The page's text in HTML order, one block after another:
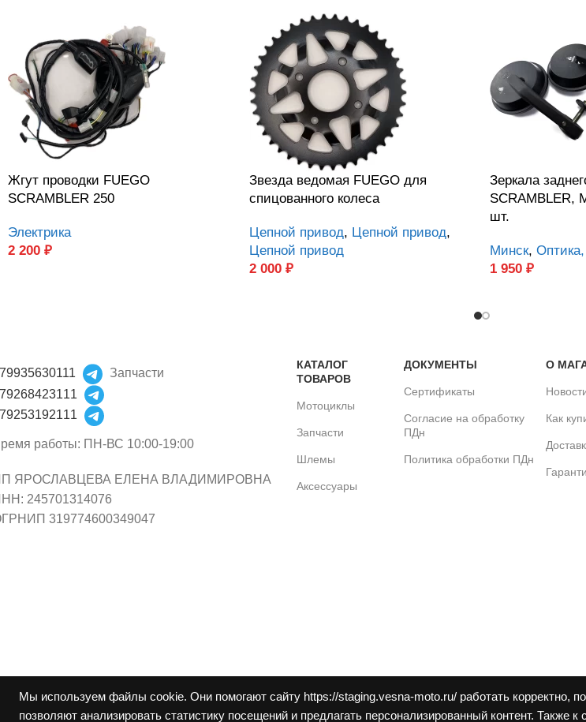
Мы используем файлы cookie. Они помогают сайту https://staging.vesna-moto.ru/ работать корректно,
позволяют анализировать статистику посещений и предлагать персонализированный контент. Также
Жгут проводки FUEGO
SCRAMBLER 250
Электрика
2 200 ₽
Звезда ведомая FUEGO для
спицованного колеса
Цепной привод, Цепной привод,
Цепной привод
2 000 ₽
Зеркала
SCRAMBLER,
шт.
Минск,
1 950 ₽
Запчасти
работы: ПН-ВС 10:00-19:00
ЯРОСЛАВЦЕВА ЕЛЕНА ВЛАДИМИРОВНА
245701314076
319774600349047
КАТАЛОГ
ТОВАРОВ
Мотоциклы
Запчасти
Шлемы
Аксессуары
ДОКУМЕНТЫ
Сертификаты
Согласие на обработку
ПДн
Политика обработки ПДн
О
Как